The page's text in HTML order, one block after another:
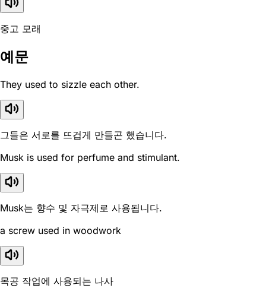
중고 모래
예문
They used to sizzle each other.
그들은 서로를 뜨겁게 만들곤 했습니다.
Musk is used for perfume and stimulant.
Musk는 향수 및 자극제로 사용됩니다.
a screw used in woodwork
목공 작업에 사용되는 나사